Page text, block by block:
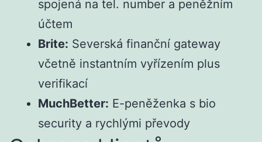
spojená na tel. number a peněžním
účtem
Brite: Severská finanční gateway
včetně instantním vyřízením plus
verifikací
MuchBetter: E-peněženka s bio
security a rychlými převody